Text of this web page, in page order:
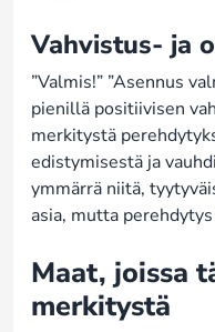
Vahvistus- ja
”Valmis!” ”Asennus
pienillä positiivisen
merkitystä
edistymisestä ja
ymmärrä niitä,
asia, mutta
Maat, joissa
merkitystä